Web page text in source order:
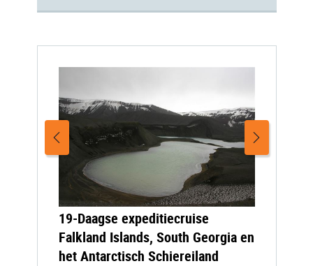
19-Daagse expeditiecruise
Falkland Islands, South Georgia en
het Antarctisch Schiereiland